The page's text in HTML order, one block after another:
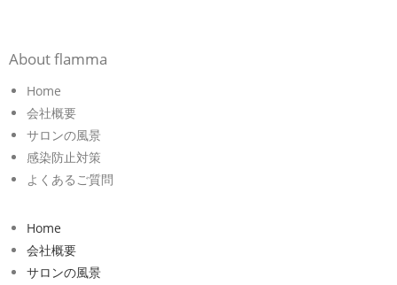
About flamma
Home
会社概要
サロンの風景
感染防止対策
よくあるご質問
Home
会社概要
サロンの風景